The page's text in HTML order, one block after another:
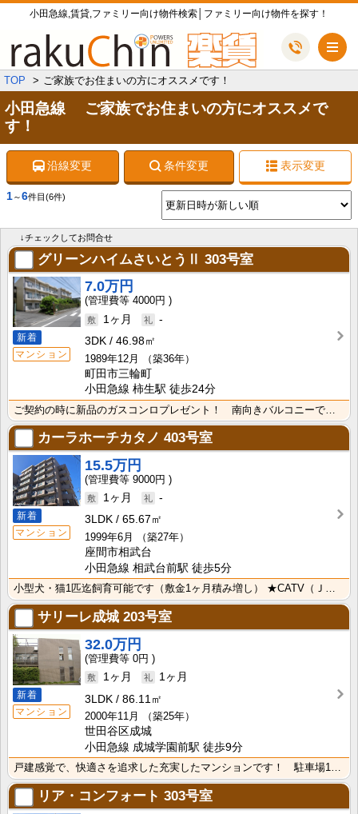
小田急線,賃貸,ファミリー向け物件検索│ファミリー向け物件を探す！
TOP ご家族でお住まいの方にオススメです！
小田急線 ご家族でお住まいの方にオススメで
す！
沿線変更 条件変更 表示変更
1～6件目 (6件)
↓チェックしてお問合せ
グリーンハイムさいとうⅡ 303号室
新着
マンション
7.0万円
4000円
1ヶ月
-
3DK
46.98㎡
1989年12月
（築36年）
町田市三輪町
小田急線 柿生駅 徒歩24分
ご契約の時に新品のガスコンロプレゼント！ 南向きバルコニーで最上階のお部屋なので、日当り良好です バ･･･
カーラホーチカタノ 403号室
新着
マンション
15.5万円
9000円
1ヶ月
-
3LDK
65.67㎡
1999年6月
（築27年）
座間市相武台
小田急線 相武台前駅 徒歩5分
小型犬・猫1匹迄飼育可能です（敷金1ヶ月積み増し） ★CATV（Ｊ：COM 無料インターネット対応）･･･
サリーレ成城 203号室
新着
マンション
32.0万円
0円
1ヶ月
1ヶ月
3LDK
86.11㎡
2000年11月
（築25年）
世田谷区成城
小田急線 成城学園前駅 徒歩9分
戸建感覚で、快適さを追求した充実したマンションです！ 駐車場1台使用できます ★玄関ダブルロック(デ･･･
リア・コンフォート 303号室